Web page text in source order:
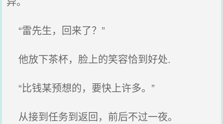
“雷先生，回来了？”
他放下茶杯，脸上的笑容恰到好处.
“比钱某预想的，要快上许多。”
从接到任务到返回，前后不过一夜。